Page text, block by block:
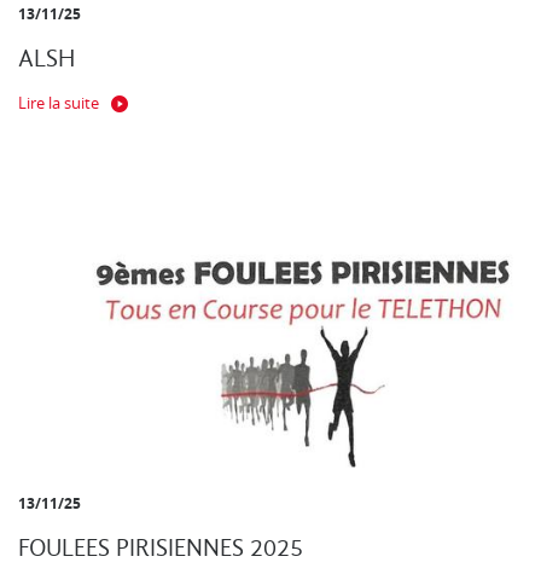
13/11/25
ALSH
Lire la suite
13/11/25
FOULEES PIRISIENNES 2025